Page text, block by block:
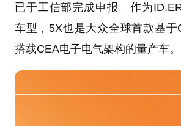
已于工信部完成申报。作为
车型，5X也是大众全球首款基于
搭载CEA电子电气架构的量产车。